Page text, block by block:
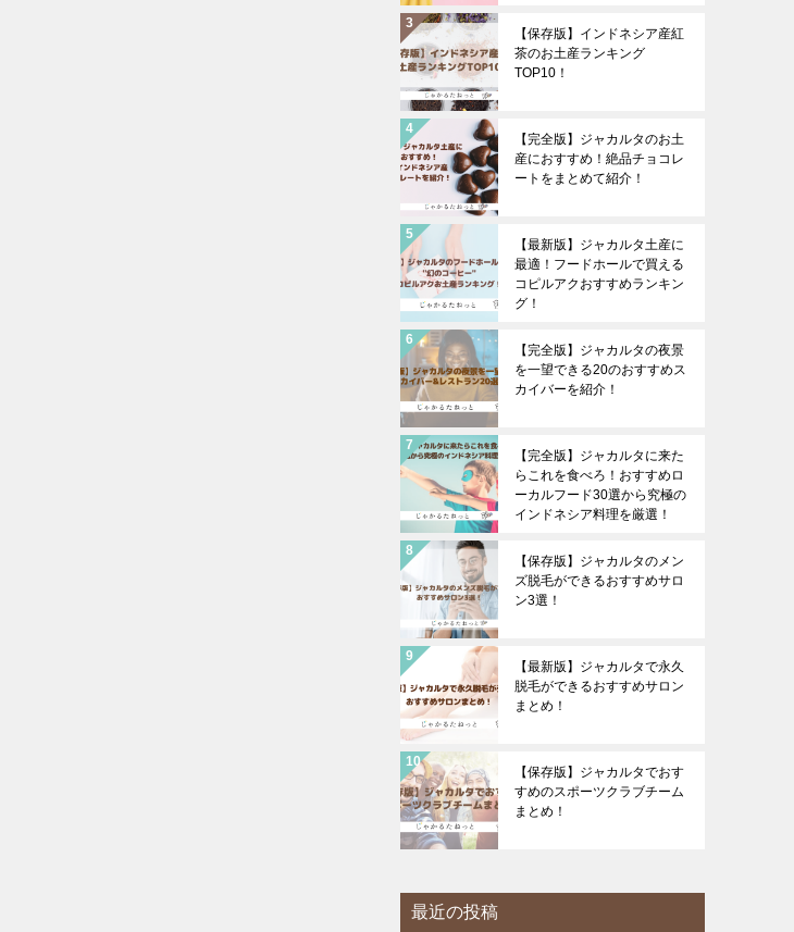
【保存版】インドネシア産紅
茶のお土産ランキング
TOP10！
【完全版】ジャカルタのお土
産におすすめ！絶品チョコレ
ートをまとめて紹介！
【最新版】ジャカルタ土産に
最適！フードホールで買える
コピルアクおすすめランキン
グ！
【完全版】ジャカルタの夜景
を一望できる20のおすすめス
カイバーを紹介！
【完全版】ジャカルタに来た
らこれを食べろ！おすすめロ
ーカルフード30選から究極の
インドネシア料理を厳選！
【保存版】ジャカルタのメン
ズ脱毛ができるおすすめサロ
ン3選！
【最新版】ジャカルタで永久
脱毛ができるおすすめサロン
まとめ！
【保存版】ジャカルタでおす
すめのスポーツクラブチーム
まとめ！
最近の投稿